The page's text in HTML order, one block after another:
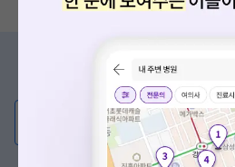
증상/치료, 궁금한
의사가 직접 답해
💬 무엇이든 물어보세요
혹은, 의료상담 서비스에 다양
요청하신 작업을 처리하지 못
네트워크 또는 서버의 일시적인 오
세요. 지속적으로 문제가 발생할 경